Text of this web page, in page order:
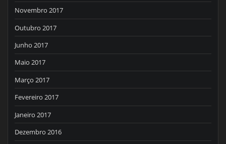
Novembro 2017
Outubro 2017
Junho 2017
Maio 2017
Março 2017
Fevereiro 2017
Janeiro 2017
Dezembro 2016